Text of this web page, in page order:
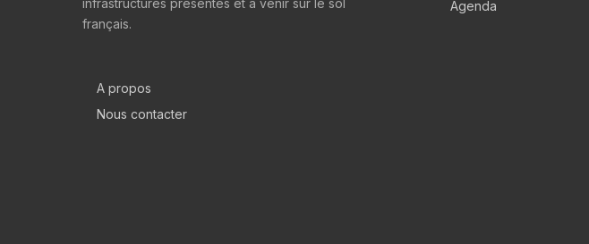
infrastructures présentes et à venir sur le sol
français.
A propos
Nous contacter
Agenda